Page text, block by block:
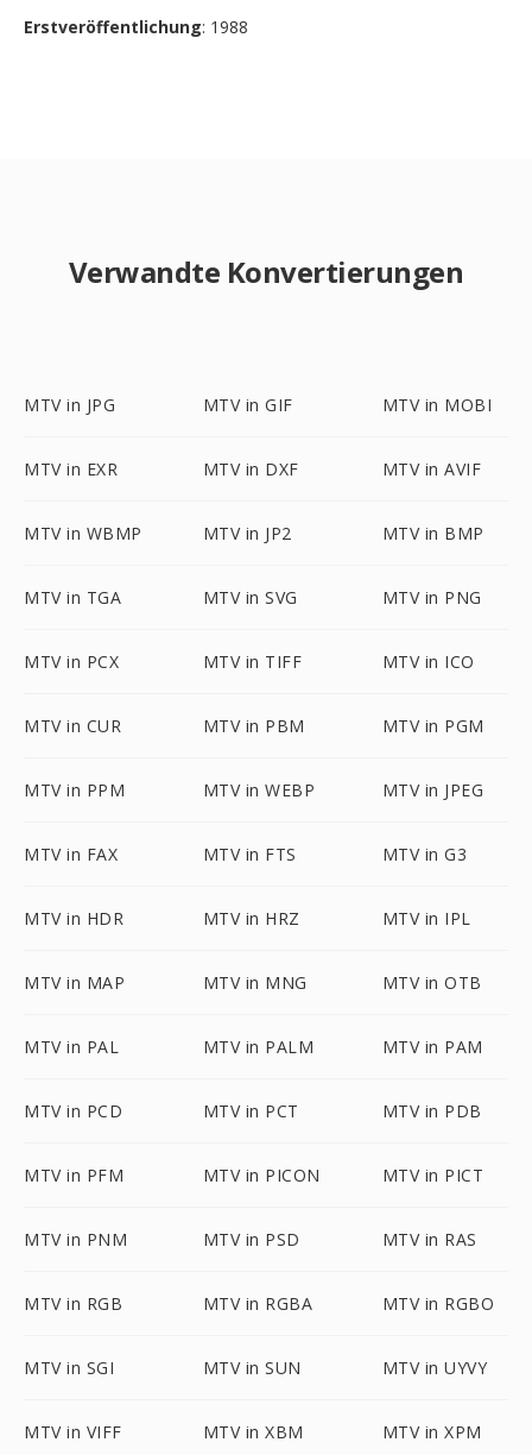
Erstveröffentlichung: 1988
Verwandte Konvertierungen
MTV in JPG MTV in GIF MTV in MOBI
MTV in EXR MTV in DXF MTV in AVIF
MTV in WBMP MTV in JP2 MTV in BMP
MTV in TGA MTV in SVG MTV in PNG
MTV in PCX MTV in TIFF MTV in ICO
MTV in CUR MTV in PBM MTV in PGM
MTV in PPM MTV in WEBP MTV in JPEG
MTV in FAX MTV in FTS MTV in G3
MTV in HDR MTV in HRZ MTV in IPL
MTV in MAP MTV in MNG MTV in OTB
MTV in PAL MTV in PALM MTV in PAM
MTV in PCD MTV in PCT MTV in PDB
MTV in PFM MTV in PICON MTV in PICT
MTV in PNM MTV in PSD MTV in RAS
MTV in RGB MTV in RGBA MTV in RGBO
MTV in SGI MTV in SUN MTV in UYVY
MTV in VIFF MTV in XBM MTV in XPM